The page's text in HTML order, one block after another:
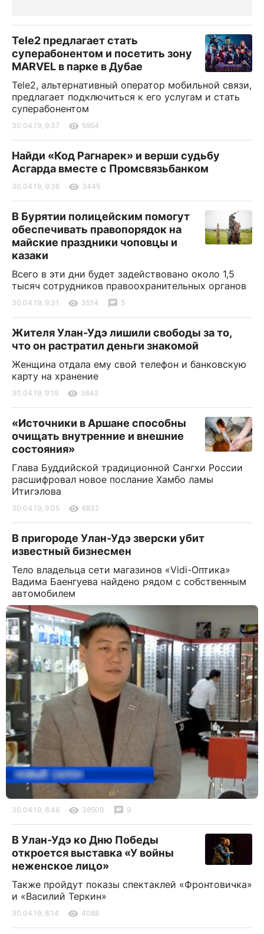
Tele2 предлагает стать
суперабонентом и посетить зону
MARVEL в парке в Дубае
Tele2, альтернативный оператор мобильной связи,
предлагает подключиться к его услугам и стать
суперабонентом
30.04.19, 9:37 5954
Найди «Код Рагнарек» и верши судьбу
Асгарда вместе с Промсвязьбанком
30.04.19, 9:36 3445
В Бурятии полицейским помогут
обеспечивать правопорядок на
майские праздники чоповцы и
казаки
Всего в эти дни будет задействовано около 1,5
тысяч сотрудников правоохранительных органов
30.04.19, 9:31 3514 5
Жителя Улан-Удэ лишили свободы за то,
что он растратил деньги знакомой
Женщина отдала ему свой телефон и банковскую
карту на хранение
30.04.19, 9:19 3642
«Источники в Аршане способны
очищать внутренние и внешние
состояния»
Глава Буддийской традиционной Сангхи России
расшифровал новое послание Хамбо ламы
Итигэлова
30.04.19, 9:05 6832
В пригороде Улан-Удэ зверски убит
известный бизнесмен
Тело владельца сети магазинов «Vidi-Оптика»
Вадима Баенгуева найдено рядом с собственным
автомобилем
30.04.19, 8:48 38500 9
В Улан-Удэ ко Дню Победы
откроется выставка «У войны
неженское лицо»
Также пройдут показы спектаклей «Фронтовичка»
и «Василий Теркин»
30.04.19, 8:14 4088